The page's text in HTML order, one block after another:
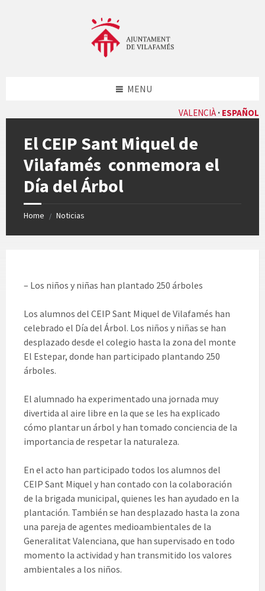
VALENCIÀ ESPAÑOL
MENU
El CEIP Sant Miquel de
Vilafamés conmemora el
Día del Árbol
Home / Noticias
– Los niños y niñas han plantado 250 árboles
Los alumnos del CEIP Sant Miquel de Vilafamés han
celebrado el Día del Árbol. Los niños y niñas se han
desplazado desde el colegio hasta la zona del monte
El Estepar, donde han participado plantando 250
árboles.
El alumnado ha experimentado una jornada muy
divertida al aire libre en la que se les ha explicado
cómo plantar un árbol y han tomado conciencia de la
importancia de respetar la naturaleza.
En el acto han participado todos los alumnos del
CEIP Sant Miquel y han contado con la colaboración
de la brigada municipal, quienes les han ayudado en la
plantación. También se han desplazado hasta la zona
una pareja de agentes medioambientales de la
Generalitat Valenciana, que han supervisado en todo
momento la actividad y han transmitido los valores
ambientales a los niños.